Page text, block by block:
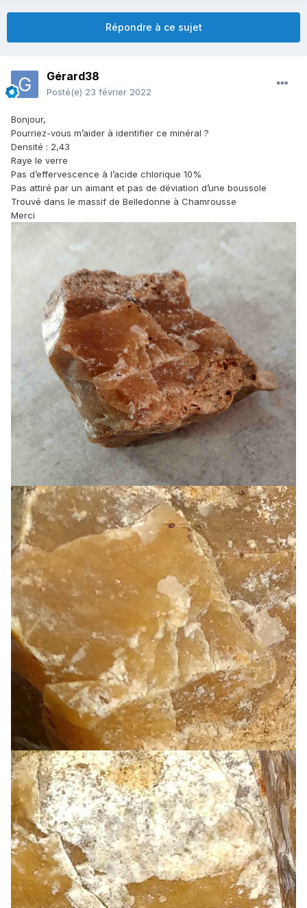
Répondre à ce sujet
Gérard38
Posté(e) 23 février 2022
Bonjour,
Pourriez-vous m’aider à identifier ce minéral ?
Densité : 2,43
Raye le verre
Pas d’effervescence à l’acide chlorique 10%
Pas attiré par un aimant et pas de déviation d’une boussole
Trouvé dans le massif de Belledonne à Chamrousse
Merci